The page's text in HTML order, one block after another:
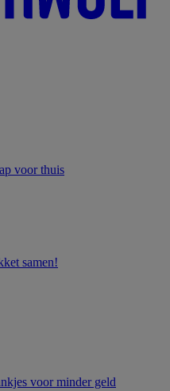
voor thuis
samen!
voor minder geld